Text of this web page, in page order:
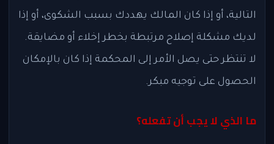
التالية، أو إذا كان المالك يهددك بسبب الشكوى، أو إذا
لديك مشكلة إصلاح مرتبطة بخطر إخلاء أو مضايقة.
لا تنتظر حتى يصل الأمر إلى المحكمة إذا كان بالإمكان
الحصول على توجيه مبكر.
ما الذي لا يجب أن تفعله؟